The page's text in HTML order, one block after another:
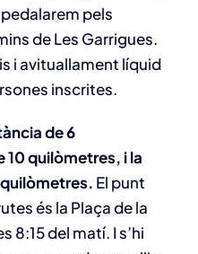
pels
de Les Garrigues.
i avituallament líquid
inscrites.
de 6
10 quilòmetres, i la
quilòmetres. El punt
és la Plaça de la
8:15 del matí. I s’hi